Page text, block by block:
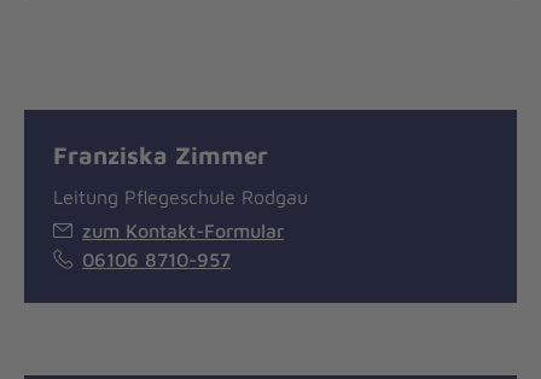
Franziska Zimmer
Leitung Pflegeschule Rodgau
zum Kontakt-Formular
06106 8710-957